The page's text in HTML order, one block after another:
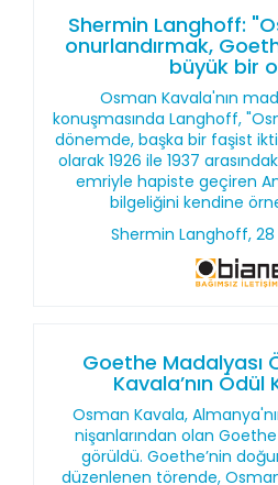
Shermin Langhoff:
onurlandırmak,
büyük bir
Osman Kavala'nın
konuşmasında Langhoff,
dönemde, başka bir faşist
olarak 1926 ile 1937
emriyle hapiste geçiren
bilgeliğini kendine
Shermin Langhoff,
Goethe Madalyası
Kavala’nın Ödül
Osman Kavala,
nişanlarından olan Goethe
görüldü. Goethe’nin
düzenlenen törende,